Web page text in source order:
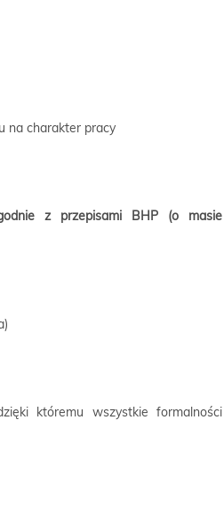
na charakter pracy
z przepisami BHP (o masie
któremu wszystkie formalności